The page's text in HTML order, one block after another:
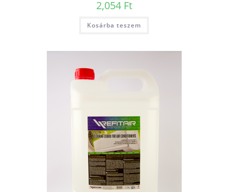
2,054 Ft
Kosárba teszem